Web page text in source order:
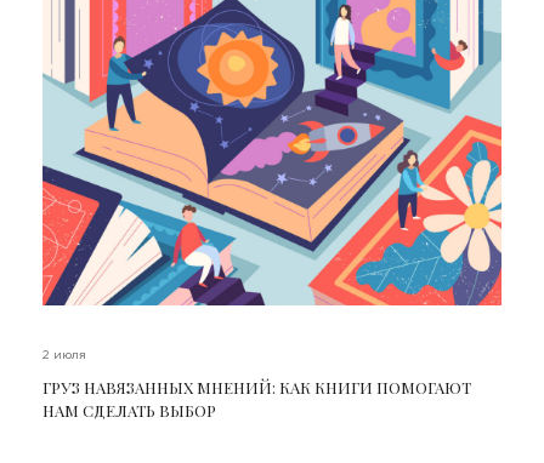
2 июля
ГРУЗ НАВЯЗАННЫХ МНЕНИЙ: КАК КНИГИ ПОМОГАЮТ
НАМ СДЕЛАТЬ ВЫБОР